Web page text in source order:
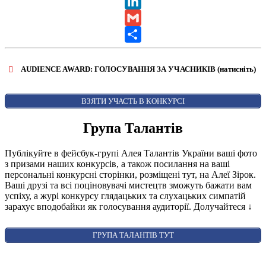
LinkedIn
Gmail
Share
AUDIENCE AWARD: ГОЛОСУВАННЯ ЗА УЧАСНИКІВ (натисніть)
AUDIENCE AWARD
ВЗЯТИ УЧАСТЬ В КОНКУРСІ
Група Талантів
Публікуйте в фейсбук-групі Алея Талантів України ваші фото
з призами наших конкурсів, а також посилання на ваші
персональні конкурсні сторінки, розміщені тут, на Алеї Зірок.
Ваші друзі та всі поціновувачі мистецтв зможуть бажати вам
успіху, а журі конкурсу глядацьких та слухацьких симпатій
зарахує вподобайки як голосування аудиторії. Долучайтеся ↓
ГРУПА ТАЛАНТІВ ТУТ